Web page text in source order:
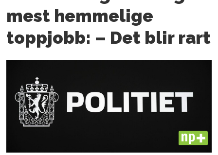
mest hemmelige
toppjobb: – Det blir rart
PLUS